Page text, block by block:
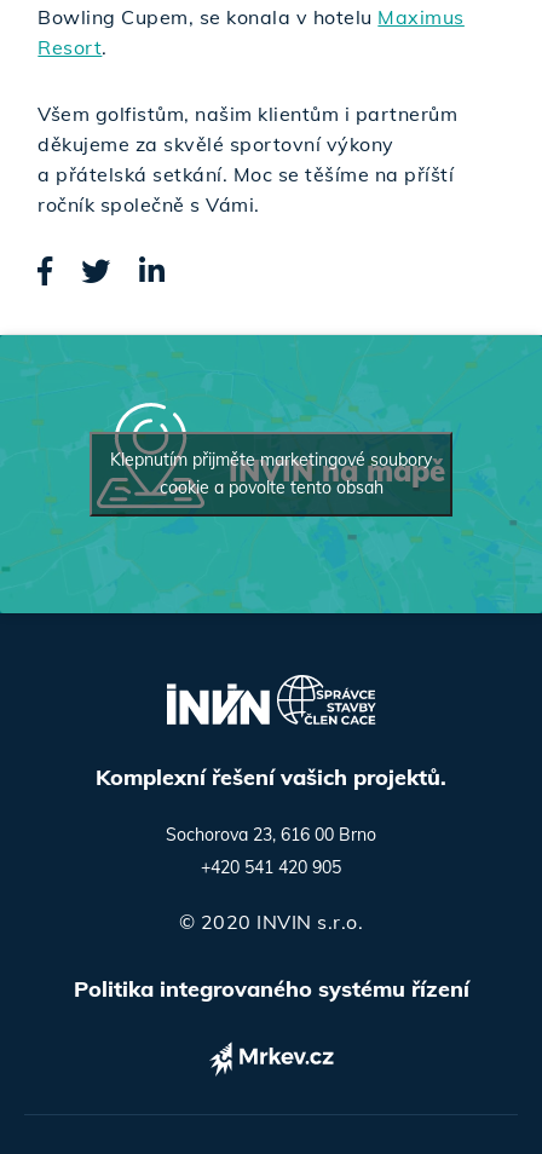
Bowling Cupem, se konala v hotelu Maximus
Resort.
Všem golfistům, našim klientům i partnerům
děkujeme za skvělé sportovní výkony
a přátelská setkání. Moc se těšíme na příští
ročník společně s Vámi.
INVIN na mapě
Klepnutím přijměte marketingové soubory
cookie a povolte tento obsah
Komplexní řešení vašich projektů.
Sochorova 23, 616 00 Brno
+420 541 420 905
© 2020 INVIN s.r.o.
Politika integrovaného systému řízení